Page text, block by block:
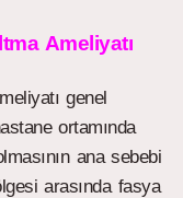
Ameliyatı
genel
ortamında
ana sebebi
arasında fasya